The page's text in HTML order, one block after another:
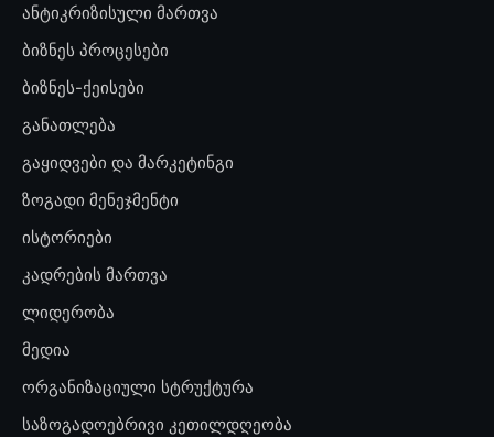
ანტიკრიზისული მართვა
ბიზნეს პროცესები
ბიზნეს-ქეისები
განათლება
გაყიდვები და მარკეტინგი
ზოგადი მენეჯმენტი
ისტორიები
კადრების მართვა
ლიდერობა
მედია
ორგანიზაციული სტრუქტურა
საზოგადოებრივი კეთილდღეობა